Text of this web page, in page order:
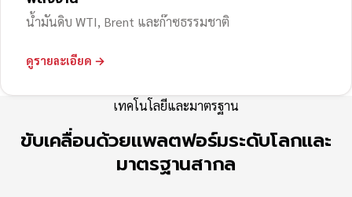
น้ำมันดิบ WTI, Brent และก๊าซธรรมชาติ
ดูรายละเอียด →
เทคโนโลยีและมาตรฐาน
ขับเคลื่อนด้วยแพลตฟอร์มระดับโลกและ
มาตรฐานสากล